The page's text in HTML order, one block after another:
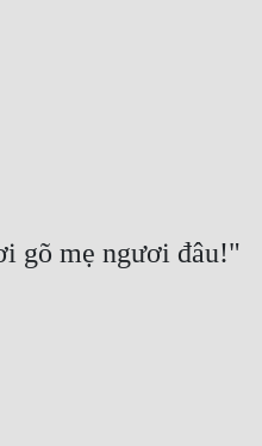
gõ mẹ ngươi đâu!"